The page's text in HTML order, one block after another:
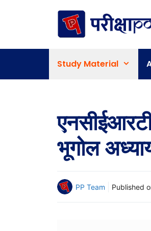
Study Material
भूगोल
PP Team Published